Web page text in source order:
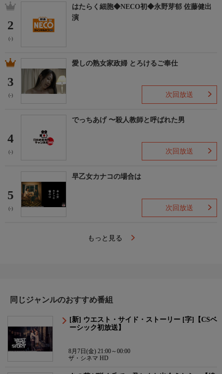
2
(-)
はたらく細胞◆NECO初◆永野芽郁 佐藤健出
演
3
(-)
愛しの熟女家政婦 とろけるご奉仕
次回放送
4
(-)
でっちあげ 〜殺人教師と呼ばれた男
次回放送
5
(-)
早乙女カナコの場合は
次回放送
もっと見る
同じジャンルのおすすめ番組
[新] ウエスト・サイド・ストーリー [字]【CSベ
ーシック初放送】
8月7日(金) 21:00～00:00
ザ・シネマ HD